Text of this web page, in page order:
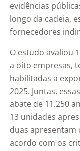
evidências
longo da cadeia,
fornecedores
O estudo avaliou
a oito empresas,
habilitadas a
2025. Juntas,
abate de 11.250
13 unidades
duas apresentam
acordo com os